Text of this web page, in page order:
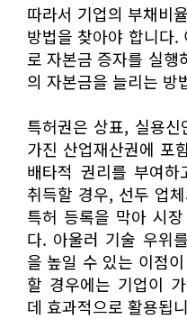
따라서 기업의 부채비
방법을 찾아야 합니다
로 자본금 증자를 실행
의 자본금을 늘리는 방
특허권은 상표, 실용
가진 산업재산권에 포
배타적 권리를 부여
취득할 경우, 선두 업
특허 등록을 막아 시
다. 아울러 기술 우위
을 높일 수 있는 이점
할 경우에는 기업이
데 효과적으로 활용됩